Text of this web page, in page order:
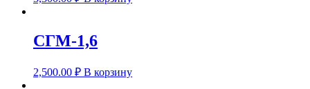
СГМ-1,6
2,500.00 ₽ В корзину